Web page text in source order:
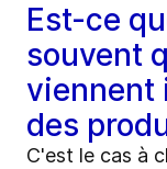
Est-ce
souvent
viennent
des
C'est le cas à